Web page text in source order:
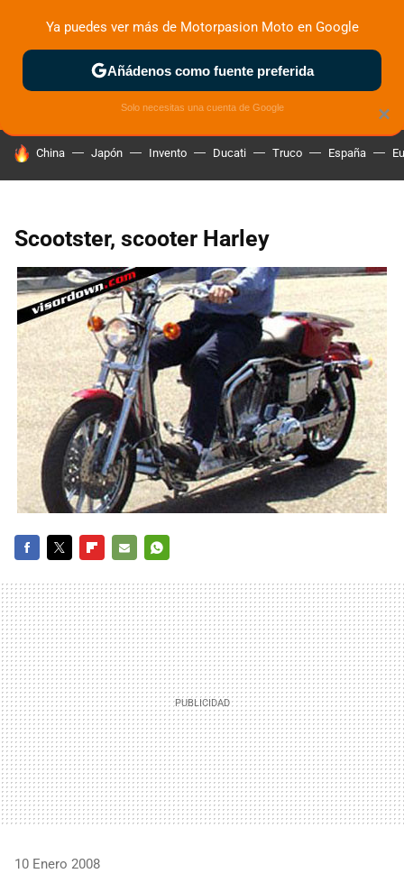
ZONA DE PRUEBAS DEPORTIVAS MOTOS ELÉCTRICAS
HOY SE HABLA DE
China Japón Invento Ducati Truco España
Scootster, scooter Harley
MAIL
10 Enero 2008
×
Ya puedes ver más de Motorpasion Moto en Google
Añádenos como fuente preferida
Solo necesitas una cuenta de Google